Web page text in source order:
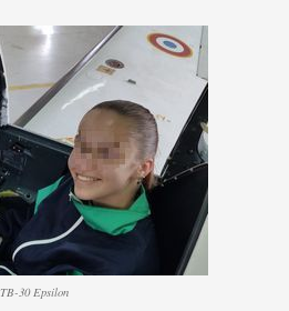
30 Epsilon